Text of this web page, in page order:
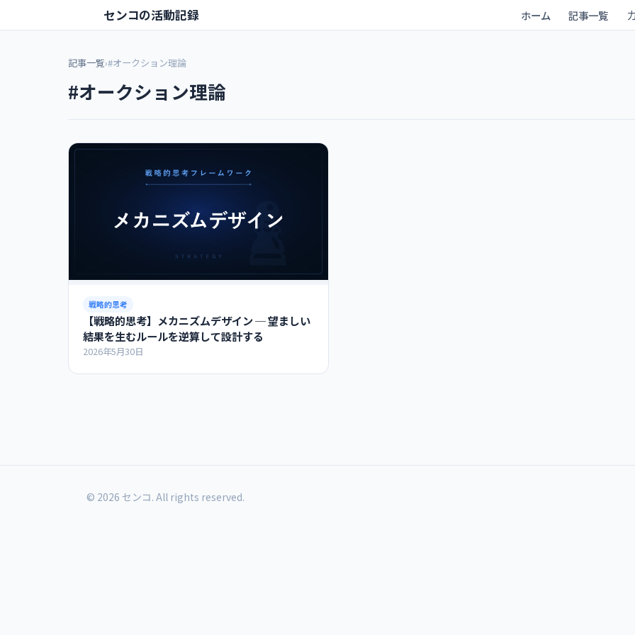
センコの活動記録 ホーム 記事一覧
記事一覧›#オークション理論
#オークション理論
戦略的思考
【戦略的思考】メカニズムデザイン ─ 望ましい
結果を生むルールを逆算して設計する
2026年5月30日
© 2026 センコ. All rights reserved.